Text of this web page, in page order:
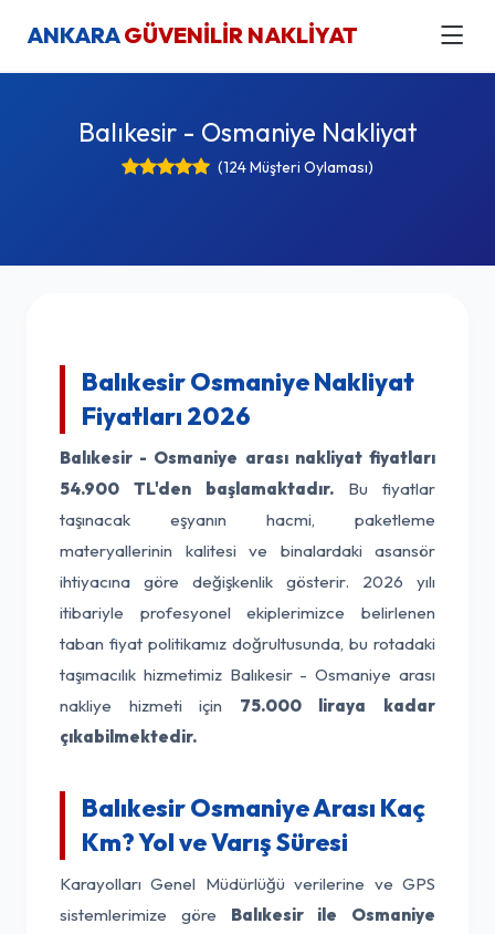
ANKARAGÜVENİLİR NAKLİYAT
Balıkesir - Osmaniye Nakliyat
(124 Müşteri Oylaması)
Balıkesir Osmaniye Nakliyat
Fiyatları 2026
Balıkesir - Osmaniye arası nakliyat fiyatları
54.900 TL'den başlamaktadır. Bu fiyatlar
taşınacak eşyanın hacmi, paketleme
materyallerinin kalitesi ve binalardaki asansör
ihtiyacına göre değişkenlik gösterir. 2026 yılı
itibariyle profesyonel ekiplerimizce belirlenen
taban fiyat politikamız doğrultusunda, bu rotadaki
taşımacılık hizmetimiz Balıkesir - Osmaniye arası
nakliye hizmeti için 75.000 liraya kadar
çıkabilmektedir.
Balıkesir Osmaniye Arası Kaç
Km? Yol ve Varış Süresi
Karayolları Genel Müdürlüğü verilerine ve GPS
sistemlerimize göre Balıkesir ile Osmaniye